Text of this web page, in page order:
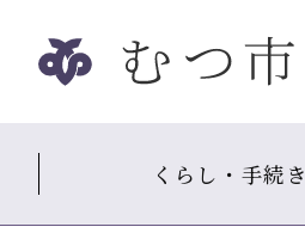
くらし・手続き